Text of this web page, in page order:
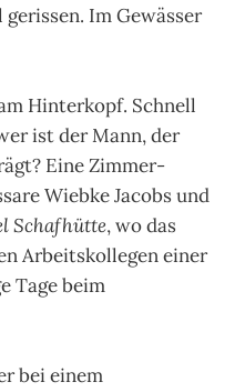
Im Gewässer
Hinterkopf. Schnell
ist der Mann, der
Eine Zimmer-
Wiebke Jacobs und
Schafhütte, wo das
Arbeitskollegen einer
Tage beim
bei einem